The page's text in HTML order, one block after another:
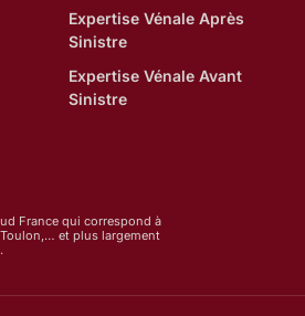
Expertise Vénale Après
Sinistre
Expertise Vénale Avant
Sinistre
France qui correspond à
et plus largement